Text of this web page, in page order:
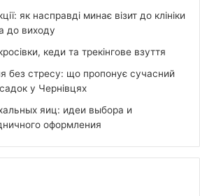
як насправді минає візит до клініки
до виходу
кеди та трекінгове взуття
без стресу: що пропонує сучасний
у Чернівцях
яиц: идеи выбора и
оформления